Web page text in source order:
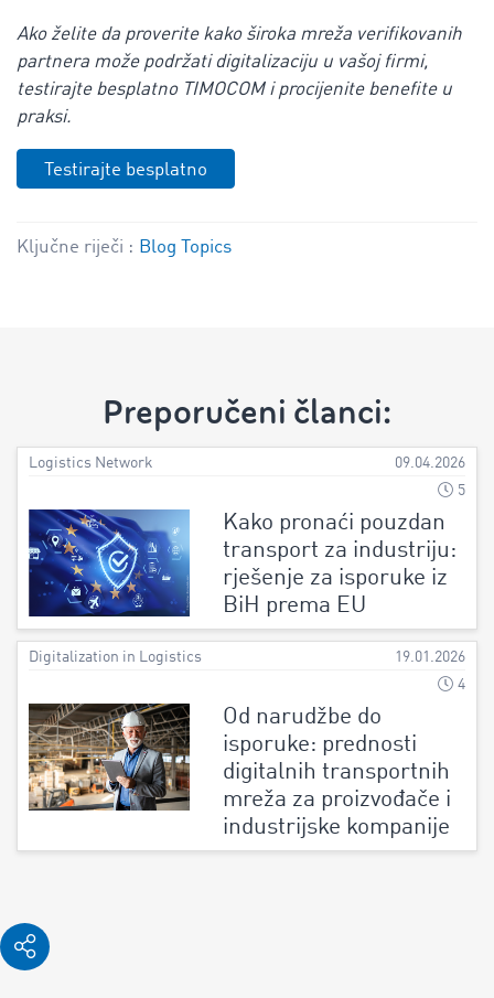
Ako želite da proverite kako široka mreža verifikovanih
partnera može podržati digitalizaciju u vašoj firmi,
testirajte besplatno TIMOCOM i procijenite benefite u
praksi.
Testirajte besplatno
Ključne riječi : Blog Topics
Preporučeni članci:
Logistics Network
09.04.2026
5
Kako pronaći pouzdan
transport za industriju:
rješenje za isporuke iz
BiH prema EU
Digitalization in Logistics
19.01.2026
4
Od narudžbe do
isporuke: prednosti
digitalnih transportnih
mreža za proizvođače i
industrijske kompanije